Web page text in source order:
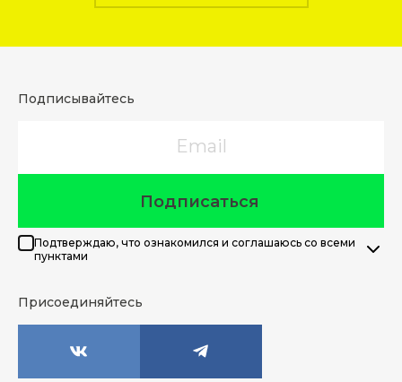
Подписывайтесь
Подписаться
Подтверждаю, что ознакомился и соглашаюсь со всеми
пунктами
Присоединяйтесь